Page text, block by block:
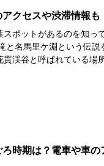
クセスや渋滞情報も
ポットがあるのを知っ
と名馬里ケ淵という伝説
渓谷と呼ばれている場
時期は？電車や車の